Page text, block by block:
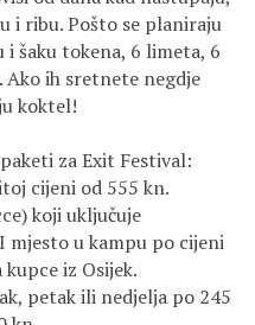
i ribu. Pošto se planiraju
šaku tokena, 6 limeta, 6
Ako ih sretnete negdje
koktel!
za Exit Festival:
cijeni od 555 kn.
koji uključuje
mjesto u kampu po cijeni
iz Osijek.
petak ili nedjelja po 245